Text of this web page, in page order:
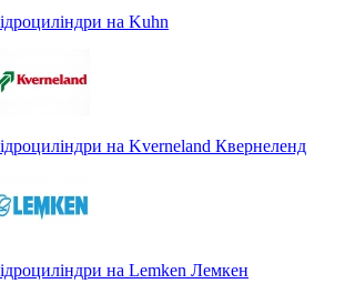
на Kuhn
на Kverneland Квернеленд
на Lemken Лемкен